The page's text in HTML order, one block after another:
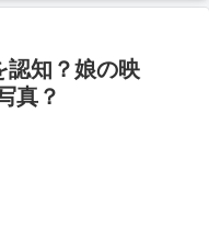
認知？娘の映
真？